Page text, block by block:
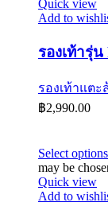
Quick view
Add to
รองเท้ารุ่
รองเท้าแตะ
฿2,990.00
Select options
may be
Quick view
Add to